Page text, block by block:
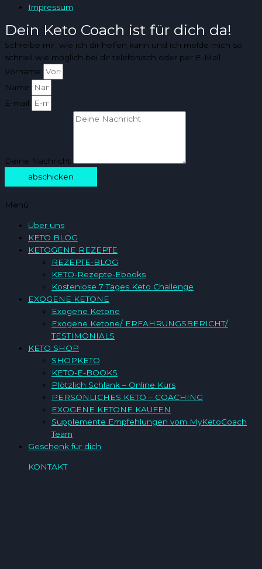
Impressum
Dein Keto Coach ist für dich da!
Schreibe mir, wie ich dir helfen kann und ich melde mich so
schnell wie möglich bei dir telefonisch oder per E-Mail.
Vorname
Name
E-mail
Deine Nachricht
abschicken
Menü
Über uns
KETO BLOG
KETOGENE REZEPTE
REZEPTE-BLOG
KETO-Rezepte-Ebooks
Kostenlose 7 Tages Keto Challenge
EXOGENE KETONE
Exogene Ketone
Exogene Ketone/ ERFAHRUNGSBERICHT/
TESTIMONIALS
KETO SHOP
SHOPKETO
KETO-E-BOOKS
Plötzlich Schlank – Online Kurs
PERSÖNLICHES KETO – COACHING
EXOGENE KETONE KAUFEN
Supplemente Empfehlungen vom MyKetoCoach
Team
Geschenk für dich
KONTAKT